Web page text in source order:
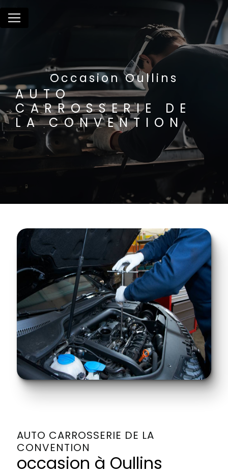
Occasion Oullins
AUTO
CARROSSERIE DE
LA CONVENTION
AUTO CARROSSERIE DE LA
CONVENTION
occasion à Oullins
Panneau de gestion des cookies